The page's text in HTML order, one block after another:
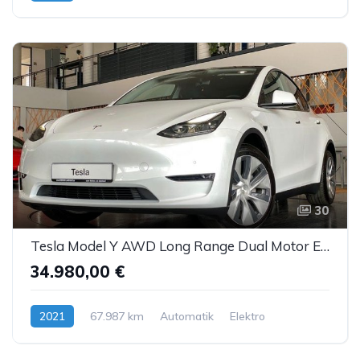
30
Tesla Model Y AWD Long Range Dual Motor Enh.Autopilot
34.980,00 €
2021 67.987 km Automatik Elektro